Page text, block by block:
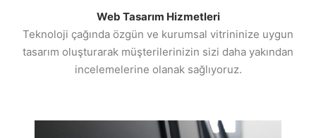
Web Tasarım Hizmetleri
Teknoloji çağında özgün ve kurumsal vitrininize uygun
tasarım oluşturarak müşterilerinizin sizi daha yakından
incelemelerine olanak sağlıyoruz.